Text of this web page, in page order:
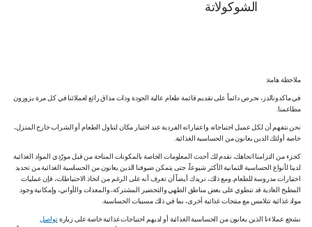
الشوكولاتة
ملاحظة هامة:
في ماكدونالدز، نحرص دائماً على تقديم قائمة طعام عالية الجودة وذات مذاق رائع لعملائنا في كل مرة يزورون
مطاعمنا.
نحن نتفهم أن لكل عميل احتياجاته واعتباراته الفردية عند اختيار مكان لتناول الطعام أو الشراب خارج المنزل،
خاصة أولئك الذين يعانون من الحساسية الغذائية.
كجزء من التزامنا اتجاهك، نقدم لك أحدث المعلومات الخاصة بالمكونات المتاحة من قبل مورّدي المواد الغذائية
لدينا لأنواع الحساسية الثمانية الأكثر شيوعاً، حتى يتمكن ضيوفنا الذين يعانون من الحساسية الغذائية من تحديد
اختيارات مدروسة للطعام. ومع ذلك، نريدك أيضاً أن تعرف أنه على الرغم من اتخاذ الاحتياطات، فإن عمليات
المطبخ العادية قد تنطوي على بعض مناطق الطهي والتحضير المشتركة، والمعدات والأواني، وإمكانية وجود
مواد غذائية تتلامس مع منتجات غذائية أخرى، بما في ذلك مسببات الحساسية.
نشجع عملاءنا الذين يعانون من الحساسية الغذائية أو لديهم احتياجات غذائية خاصة على زيارةتواصل